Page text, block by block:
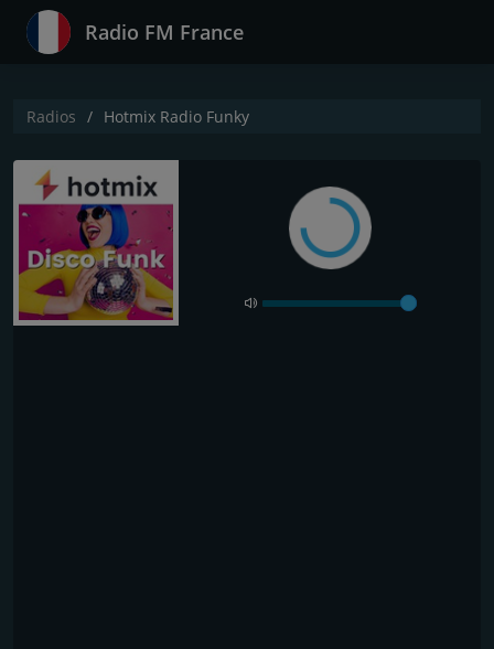
Radio FM France
Radios Hotmix Radio Funky